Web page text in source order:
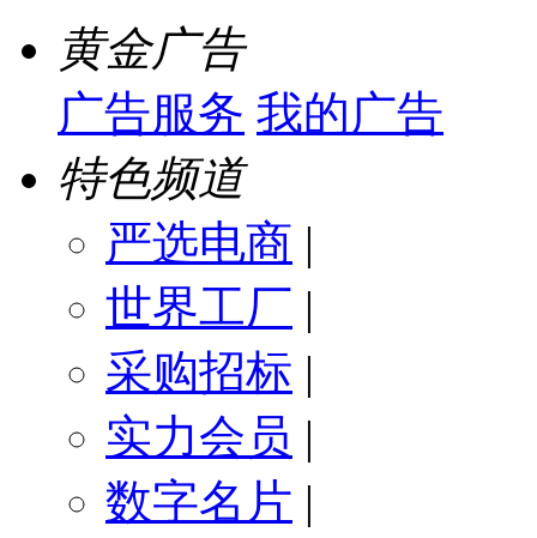
黄金广告
广告服务 我的广告
特色频道
严选电商 |
世界工厂 |
采购招标 |
实力会员 |
数字名片 |